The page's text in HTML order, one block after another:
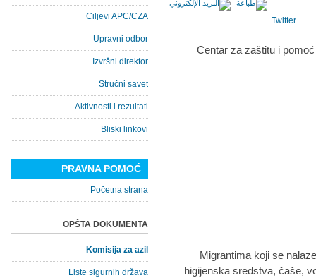
Twitter
Centar za zaštitu i
Migrantima koji se
higijenska sredstva, čaše,
Ciljevi APC/CZA
Upravni odbor
Izvršni direktor
Stručni savet
Aktivnosti i rezultati
Bliski linkovi
PRAVNA POMOĆ
Početna strana
OPŠTA DOKUMENTA
Komisija za azil
Liste sigurnih država